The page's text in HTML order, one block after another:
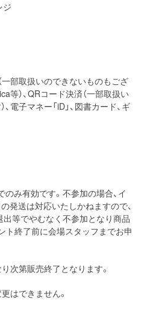
ジ
一部取扱いのできないものもござ
等）、QRコード決済（一部取扱い
電子マネー「iD」、図書カード、ギ
のみ有効です。不参加の場合、イ
発送は対応いたしかねますので、
出等でやむなく不参加となり商品
ト終了前に会場スタッフまでお申
次第販売終了となります。
はできません。